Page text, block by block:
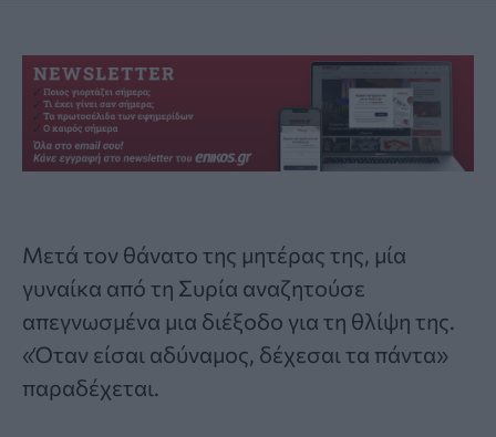
Μετά τον θάνατο της μητέρας της, μία
γυναίκα από τη Συρία αναζητούσε
απεγνωσμένα μια διέξοδο για τη θλίψη της.
«Όταν είσαι αδύναμος, δέχεσαι τα πάντα»
παραδέχεται.